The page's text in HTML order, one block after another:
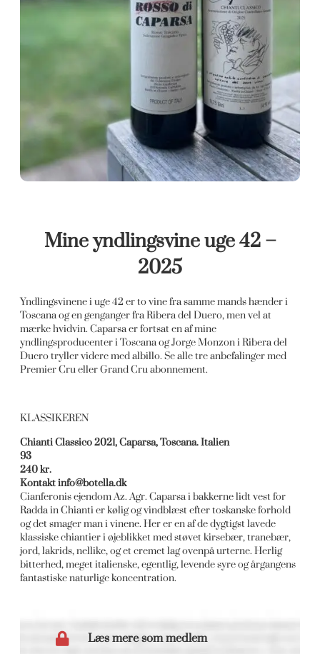
Mine yndlingsvine uge 42 –
2025
Yndlingsvinene i uge 42 er to vine fra samme mands hænder i
Toscana og en genganger fra Ribera del Duero, men vel at
mærke hvidvin. Caparsa er fortsat en af mine
yndlingsproducenter i Toscana og Jorge Monzon i Ribera del
Duero tryller videre med albillo. Se alle tre anbefalinger med
Premier Cru eller Grand Cru abonnement.
KLASSIKEREN
Chianti Classico 2021, Caparsa, Toscana. Italien
93
240 kr.
Kontaktinfo@botella.dk
Cianferonis ejendom Az. Agr. Caparsa i bakkerne lidt vest for
Radda in Chianti er kølig og vindblæst efter toskanske forhold
og det smager man i vinene. Her er en af de dygtigst lavede
klassiske chiantier i øjeblikket med støvet kirsebær, tranebær,
jord, lakrids, nellike, og et cremet lag ovenpå urterne. Herlig
bitterhed, meget italienske, egentlig, levende syre og årgangens
fantastiske naturlige koncentration.
Læs mere som medlem